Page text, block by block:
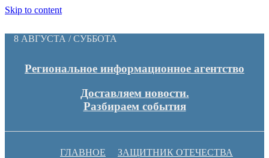
Skip to content
8 АВГУСТА / СУББОТА
Региональное информационное агентство
Доставляем новости.
Разбираем события
ГЛАВНОЕ ЗАЩИТНИК ОТЕЧЕСТВА